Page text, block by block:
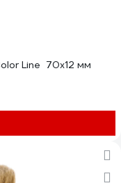
Line 70x12 мм